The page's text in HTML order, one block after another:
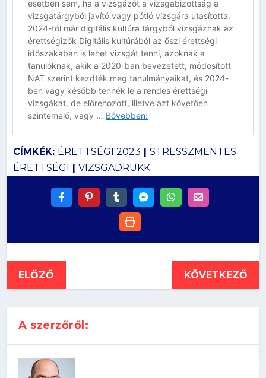
CÍMKÉK: ÉRETTSÉGI 2023 | STRESSZMENTES
ÉRETTSÉGI | VIZSGADRUKK
ELŐZŐ KÖVETKEZŐ
A szerzőről: